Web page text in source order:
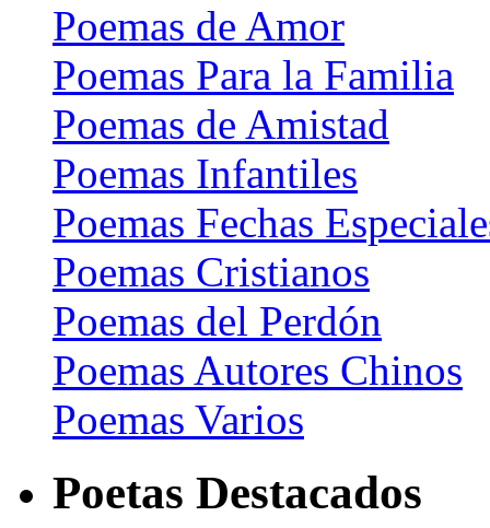
Poemas de Amor
Poemas Para la Familia
Poemas de Amistad
Poemas Infantiles
Poemas Fechas
Poemas Cristianos
Poemas del Perdón
Poemas Autores Chinos
Poemas Varios
Poetas Destacados